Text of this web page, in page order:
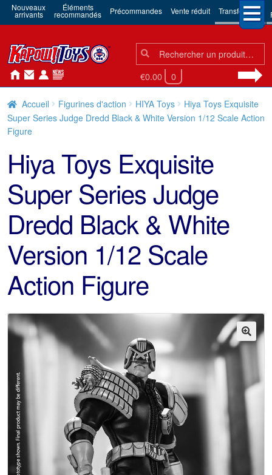
Nouveaux
arrivants
Éléments
recommandés Précommandes Vente réduit Transformers
Chercher:
Chercher
€0.00 0
Accueil Figurines d'action HIYA Toys
Hiya Toys Exquisite
Super Series Judge Dredd Black & White Version 1/12 Scale Action
Figure
Hiya Toys Exquisite
Super Series Judge
Dredd Black & White
Version 1/12 Scale
Action Figure
🔍